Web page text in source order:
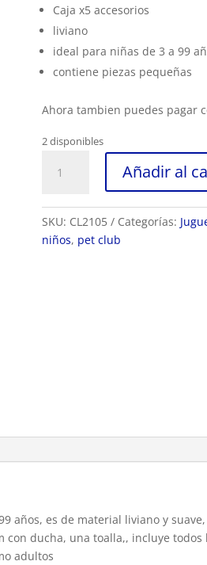
Caja x5 accesorios
liviano
ideal para niñas de 3 a 99
contiene piezas pequeñas
Ahora tambien puedes pagar
2 disponibles
CLUB
Añadir al
SKU: CL2105 Categorías:
niños, pet club
es de material liviano y
ducha, una toalla,, incluye
adultos